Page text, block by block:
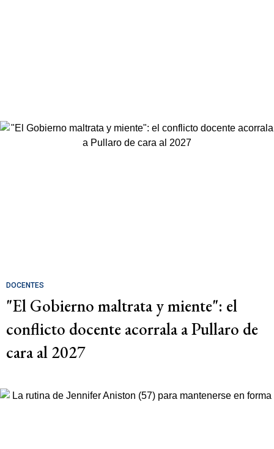
DOCENTES
"El Gobierno maltrata y miente": el
conflicto docente acorrala a Pullaro de
cara al 2027